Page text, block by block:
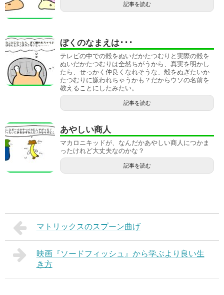
記事を読む
ぼくのなまえは･･･
テレビの中での殻をぬいだかたつむりと実際の殻を
ぬいだかたつむりは全然ちがうから、真実を明かし
たら、せっかく仲良くなれそうな、殻をぬぎたいか
たつむりに嫌われちゃうかも？だからウソの名前を
教えることにしたみたい。
記事を読む
あやしい商人
マカロニキッドが、なんだかあやしい商人につかま
ったけれど大丈夫なのかな？
記事を読む
マトリックスのスプーン曲げ
映画『ソードフィッシュ』から学ぶより良い生
き方